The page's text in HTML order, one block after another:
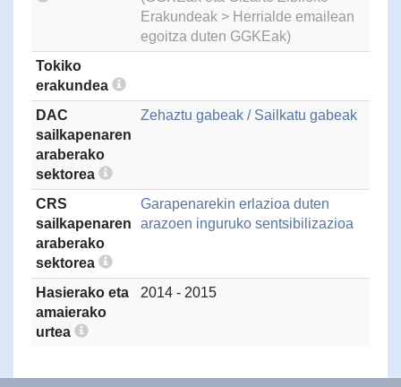
Erakundeak > Herrialde emailean
egoitza duten GGKEak)
Tokiko
erakundea
DAC
sailkapenaren
araberako
sektorea
Zehaztu gabeak / Sailkatu gabeak
CRS
sailkapenaren
araberako
sektorea
Garapenarekin erlazioa duten
arazoen inguruko sentsibilizazioa
Hasierako eta
amaierako
urtea
2014 - 2015